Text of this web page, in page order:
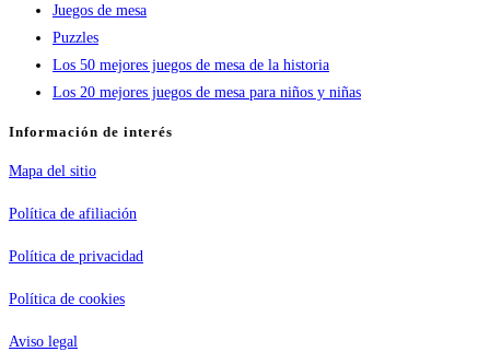
Juegos de mesa
Puzzles
Los 50 mejores juegos de mesa de la historia
Los 20 mejores juegos de mesa para niños y niñas
Información de interés
Mapa del sitio
Política de afiliación
Política de privacidad
Política de cookies
Aviso legal